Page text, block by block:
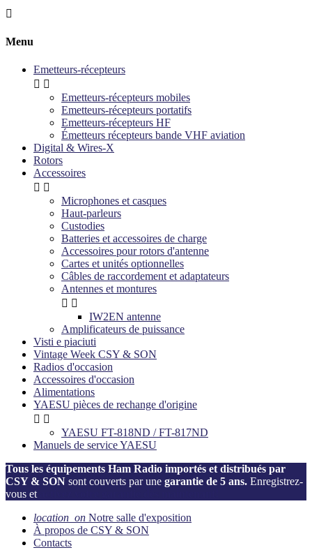

Menu
Emetteurs-récepteurs
 
Emetteurs-récepteurs mobiles
Emetteurs-récepteurs portatifs
Emetteurs-récepteurs HF
Émetteurs récepteurs bande VHF aviation
Digital & Wires-X
Rotors
Accessoires
 
Microphones et casques
Haut-parleurs
Custodies
Batteries et accessoires de charge
Accessoires pour rotors d'antenne
Cartes et unités optionnelles
Câbles de raccordement et adaptateurs
Antennes et montures
 
IW2EN antenne
Amplificateurs de puissance
Visti e piaciuti
Vintage Week CSY & SON
Radios d'occasion
Accessoires d'occasion
Alimentations
YAESU pièces de rechange d'origine
 
YAESU FT-818ND / FT-817ND
Manuels de service YAESU
Tous les équipements Ham Radio importés et distribués par
CSY & SON sont couverts par une garantie de 5 ans. Enregistrez-
vous et
location_on Notre salle d'exposition
À propos de CSY & SON
Contacts